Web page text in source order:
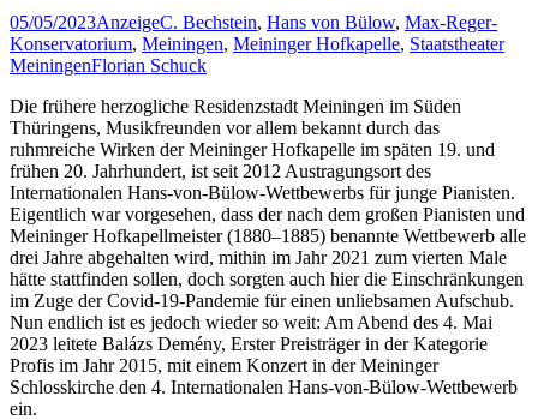
05/05/2023AnzeigeC. Bechstein, Hans von Bülow, Max-Reger-
Konservatorium, Meiningen, Meininger Hofkapelle, Staatstheater
MeiningenFlorian Schuck
Die frühere herzogliche Residenzstadt Meiningen im Süden
Thüringens, Musikfreunden vor allem bekannt durch das
ruhmreiche Wirken der Meininger Hofkapelle im späten 19. und
frühen 20. Jahrhundert, ist seit 2012 Austragungsort des
Internationalen Hans-von-Bülow-Wettbewerbs für junge Pianisten.
Eigentlich war vorgesehen, dass der nach dem großen Pianisten und
Meininger Hofkapellmeister (1880–1885) benannte Wettbewerb alle
drei Jahre abgehalten wird, mithin im Jahr 2021 zum vierten Male
hätte stattfinden sollen, doch sorgten auch hier die Einschränkungen
im Zuge der Covid-19-Pandemie für einen unliebsamen Aufschub.
Nun endlich ist es jedoch wieder so weit: Am Abend des 4. Mai
2023 leitete Balázs Demény, Erster Preisträger in der Kategorie
Profis im Jahr 2015, mit einem Konzert in der Meininger
Schlosskirche den 4. Internationalen Hans-von-Bülow-Wettbewerb
ein.